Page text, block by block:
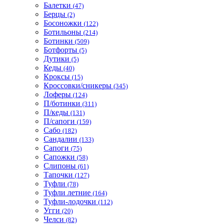
Балетки (47)
Берцы (2)
Босоножки (122)
Ботильоны (214)
Ботинки (509)
Ботфорты (5)
Дутики (5)
Кеды (40)
Кроксы (15)
Кроссовки/сникеры (345)
Лоферы (124)
П/ботинки (311)
П/кеды (131)
П/сапоги (159)
Сабо (182)
Сандалии (133)
Сапоги (75)
Сапожки (58)
Слипоны (61)
Тапочки (127)
Туфли (78)
Туфли летние (164)
Туфли-лодочки (112)
Угги (20)
Челси (82)